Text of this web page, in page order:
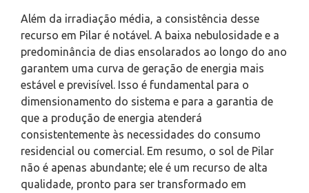
Além da irradiação média, a consistência desse
recurso em Pilar é notável. A baixa nebulosidade e a
predominância de dias ensolarados ao longo do ano
garantem uma curva de geração de energia mais
estável e previsível. Isso é fundamental para o
dimensionamento do sistema e para a garantia de
que a produção de energia atenderá
consistentemente às necessidades do consumo
residencial ou comercial. Em resumo, o sol de Pilar
não é apenas abundante; ele é um recurso de alta
qualidade, pronto para ser transformado em